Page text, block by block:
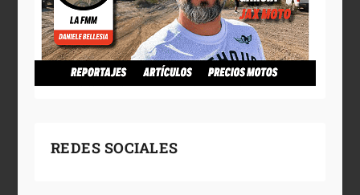
REDES SOCIALES